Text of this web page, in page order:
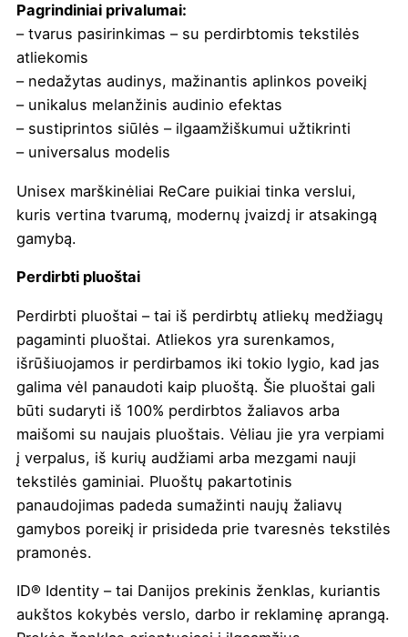
Pagrindiniai privalumai:
– tvarus pasirinkimas – su perdirbtomis tekstilės
atliekomis
– nedažytas audinys, mažinantis aplinkos poveikį
– unikalus melanžinis audinio efektas
– sustiprintos siūlės – ilgaamžiškumui užtikrinti
– universalus modelis
Unisex marškinėliai ReCare puikiai tinka verslui,
kuris vertina tvarumą, modernų įvaizdį ir atsakingą
gamybą.
Perdirbti pluoštai
Perdirbti pluoštai – tai iš perdirbtų atliekų medžiagų
pagaminti pluoštai. Atliekos yra surenkamos,
išrūšiuojamos ir perdirbamos iki tokio lygio, kad jas
galima vėl panaudoti kaip pluoštą. Šie pluoštai gali
būti sudaryti iš 100% perdirbtos žaliavos arba
maišomi su naujais pluoštais. Vėliau jie yra verpiami
į verpalus, iš kurių audžiami arba mezgami nauji
tekstilės gaminiai. Pluoštų pakartotinis
panaudojimas padeda sumažinti naujų žaliavų
gamybos poreikį ir prisideda prie tvaresnės tekstilės
pramonės.
ID® Identity – tai Danijos prekinis ženklas, kuriantis
aukštos kokybės verslo, darbo ir reklaminę aprangą.